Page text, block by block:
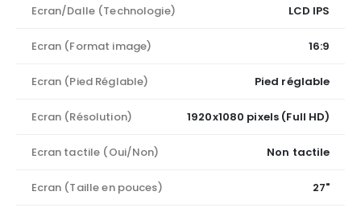
Ecran/Dalle (Technologie) LCD IPS
Ecran (Format image) 16:9
Ecran (Pied Réglable) Pied réglable
Ecran (Résolution) 1920x1080 pixels (Full HD)
Ecran tactile (Oui/Non) Non tactile
Ecran (Taille en pouces) 27"